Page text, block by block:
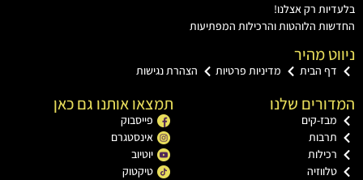
רק אצלנו!
הלוהטות והרכילות המפתיעות
מהיר
הבית מדיניות פרטיות הצהרת נגישות
שלנו
קים
תמצאו אותנו גם כאן
פייסבוק
אינסטגרם
יוטיוב
טיקטוק